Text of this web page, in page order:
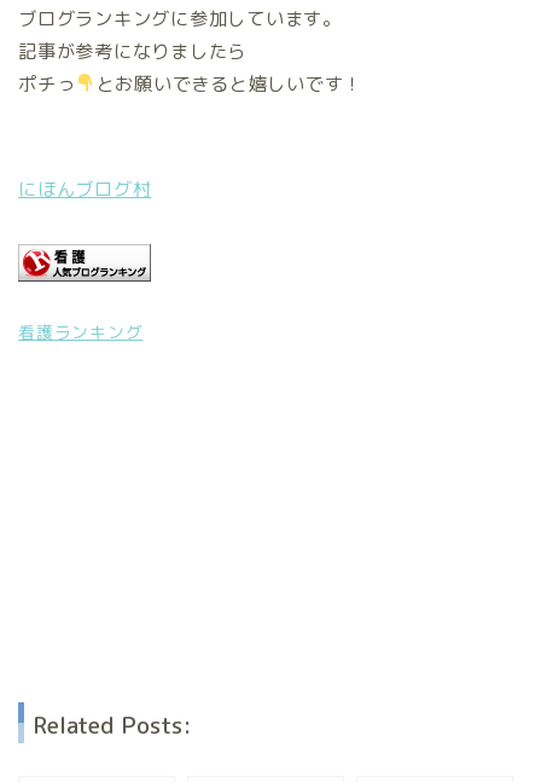
ブログランキングに参加しています。
記事が参考になりましたら
ポチっ
とお願いできると嬉しいです！
にほんブログ村
看護ランキング
Related Posts: